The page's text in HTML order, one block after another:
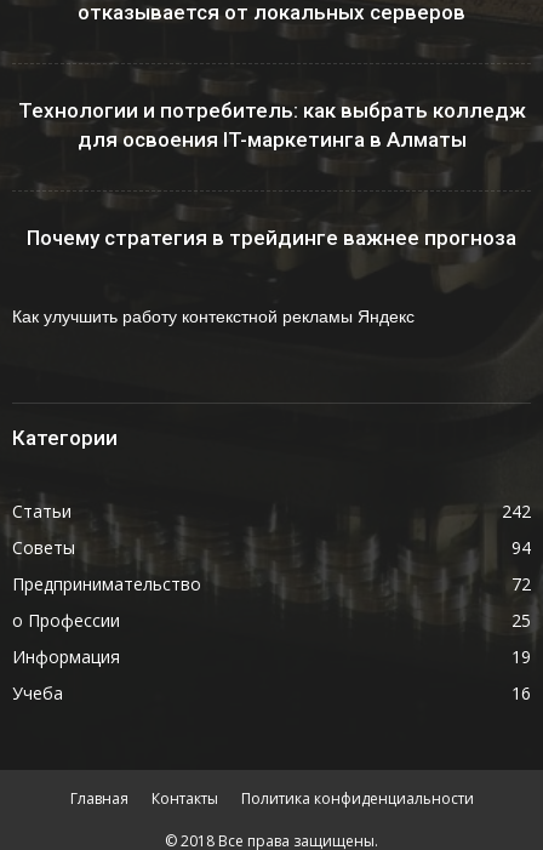
отказывается от локальных серверов
Технологии и потребитель: как выбрать колледж
для освоения IT-маркетинга в Алматы
Почему стратегия в трейдинге важнее прогноза
Как улучшить работу контекстной рекламы Яндекс
Категории
Статьи
242
Советы
94
Предпринимательство
72
о Профессии
25
Информация
19
Учеба
16
Главная Контакты Политика конфиденциальности
© 2018 Все права защищены.